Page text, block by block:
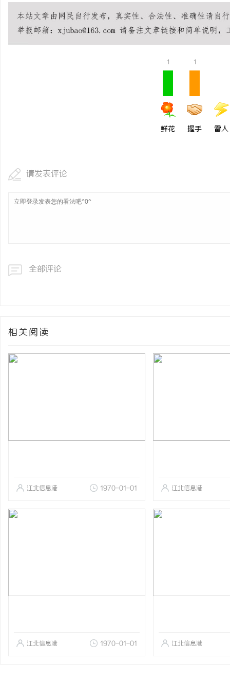
1
鲜花
1
握手 雷人
请发表评论
全部评论
相关阅读
江北信息港 1970-01-01 江北信息港
江北信息港 1970-01-01 江北信息港